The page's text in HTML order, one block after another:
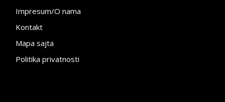
Impresum/O nama
Kontakt
Mapa sajta
Politika privatnosti